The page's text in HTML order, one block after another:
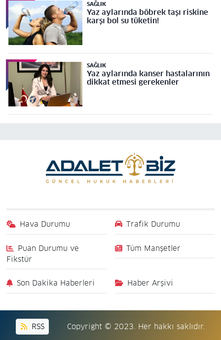
SAĞLIK
Yaz aylarında böbrek taşı riskine
karşı bol su tüketin!
SAĞLIK
Yaz aylarında kanser hastalarının
dikkat etmesi gerekenler
Hava Durumu Trafik Durumu
Puan Durumu ve
Fikstür
Tüm Manşetler
Son Dakika Haberleri Haber Arşivi
RSS Copyright © 2023. Her hakkı saklıdır.